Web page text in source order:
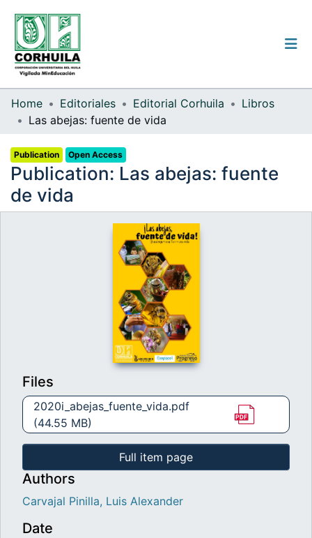
Institutional guidelines
Communities & Collections
All of the repository
Statistics
Home Editoriales Editorial Corhuila
Libros
Las abejas: fuente de vida
Publication Open Access
Publication: Las abejas: fuente
de vida
Files
2020i_abejas_fuente_vida.pdf
(44.55 MB)
Full item page
Authors
Carvajal Pinilla, Luis Alexander
Date